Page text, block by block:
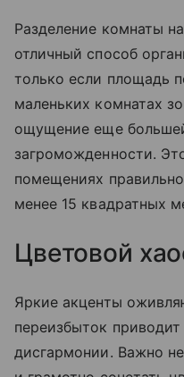
Разделение комнаты
отличный способ
только если площадь
маленьких комнатах
ощущение еще
загроможденности.
помещениях
менее 15 квадратных
Цветовой
Яркие акценты
переизбыток
дисгармонии. Важно